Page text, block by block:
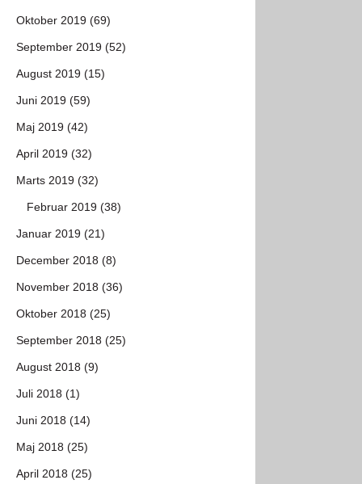
Oktober 2019 (69)
September 2019 (52)
August 2019 (15)
Juni 2019 (59)
Maj 2019 (42)
April 2019 (32)
Marts 2019 (32)
Februar 2019 (38)
Januar 2019 (21)
December 2018 (8)
November 2018 (36)
Oktober 2018 (25)
September 2018 (25)
August 2018 (9)
Juli 2018 (1)
Juni 2018 (14)
Maj 2018 (25)
April 2018 (25)